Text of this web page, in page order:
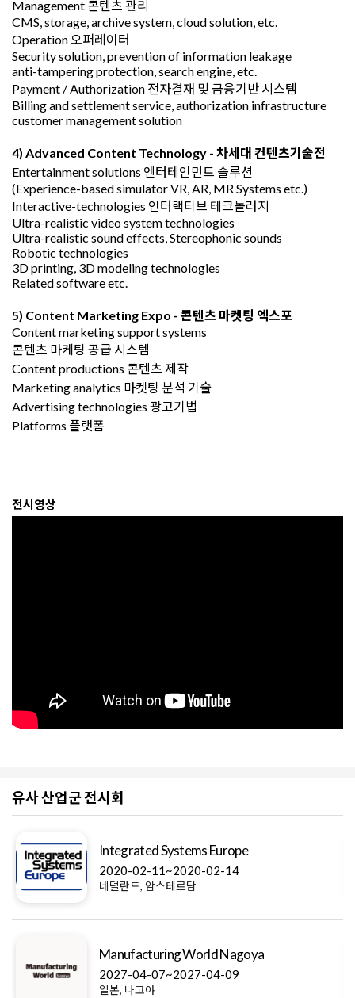
Management 콘텐츠 관리
CMS, storage, archive system, cloud solution, etc.
Operation 오퍼레이터
Security solution, prevention of information leakage
anti-tampering protection, search engine, etc.
Payment / Authorization 전자결재 및 금융기반 시스템
Billing and settlement service, authorization infrastructure
customer management solution
4) Advanced Content Technology - 차세대 컨텐츠기술전
Entertainment solutions 엔터테인먼트 솔루션
(Experience-based simulator VR, AR, MR Systems etc.)
Interactive-technologies 인터랙티브 테크놀러지
Ultra-realistic video system technologies
Ultra-realistic sound effects, Stereophonic sounds
Robotic technologies
3D printing, 3D modeling technologies
Related software etc.
5) Content Marketing Expo - 콘텐츠 마켓팅 엑스포
Content marketing support systems
콘텐츠 마케팅 공급 시스템
Content productions 콘텐츠 제작
Marketing analytics 마켓팅 분석 기술
Advertising technologies 광고기법
Platforms 플랫폼
전시영상
유사 산업군 전시회
Integrated Systems Europe
2020-02-11~2020-02-14
네덜란드, 암스테르담
Manufacturing World Nagoya
2027-04-07~2027-04-09
일본, 나고야